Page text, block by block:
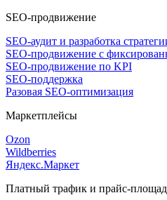
SEO-продвижение
SEO-аудит и разработка
SEO-продвижение с
SEO-продвижение по KPI
SEO-поддержка
Разовая SEO-оптимизация
Маркетплейсы
Ozon
Wildberries
Яндекс.Маркет
Платный трафик и прайс-